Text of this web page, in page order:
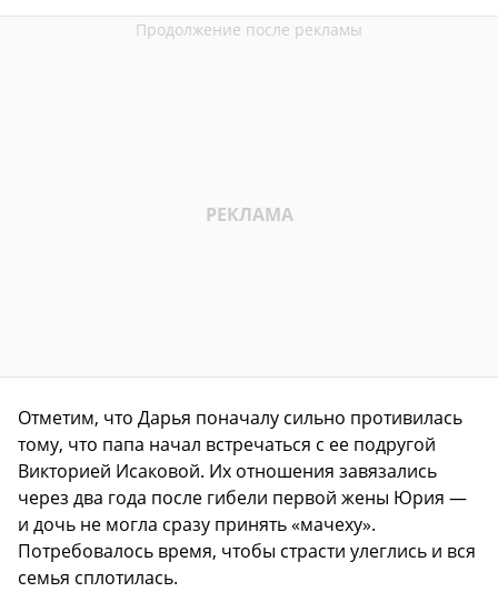
Отметим, что Дарья поначалу сильно противилась
тому, что папа начал встречаться с ее подругой
Викторией Исаковой. Их отношения завязались
через два года после гибели первой жены Юрия —
и дочь не могла сразу принять «мачеху».
Потребовалось время, чтобы страсти улеглись и вся
семья сплотилась.